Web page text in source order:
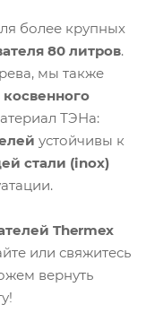
более крупных
80 литров.
мы также
ТЭНа:
устойчивы к
стали (inox)
Thermex
или свяжитесь
вернуть